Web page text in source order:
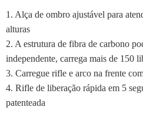
1. Alça de ombro ajustável para
alturas
2. A estrutura de fibra de carbono
independente, carrega mais de 150
3. Carregue rifle e arco na frente
4. Rifle de liberação rápida em 5
patenteada